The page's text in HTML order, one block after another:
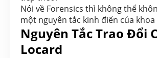
Nói về Forensics thì không thể
một nguyên tắc kinh điển của
Nguyên Tắc Trao Đổi
Locard